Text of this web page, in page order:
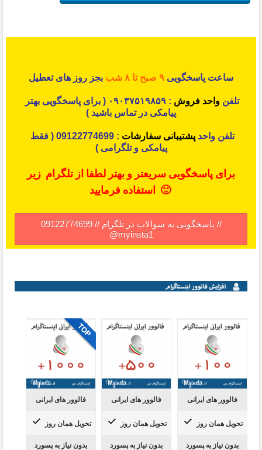
ساعت پاسخگویی ۹ صبح تا ۸ شب بجز روز های تعطیل
تلفن واحد فروش
: ۰۹۰۳۷۵۱۹۸۵۹ ( برای پاسخگویی بهتر
پیامکی در تماس باشید )
تلفن واحدپشتیبانی سفارشات
: 09122774699 ( فقط
پیامکی و تلگرامی )
برای پاسخگویی سریعتر و بهتر لطفا از تلگرام زیر
استفاده فرمایید 🙂
پاسخگویی به سوالات در تلگرام // 09122774699 //
@myinsta1
فالوور های ایرانی
تحویل همان روز
بدون نیاز به پسورد
فالوور های ایرانی
تحویل همان روز
بدون نیاز به پسورد
فالوور های ایرانی
تحویل همان روز
بدون نیاز به پسورد